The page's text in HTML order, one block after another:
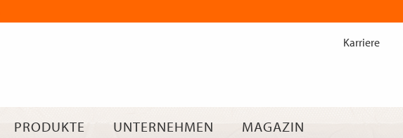
Inhalt
PRODUKTE UNTERNEHMEN MAGAZIN
Karriere